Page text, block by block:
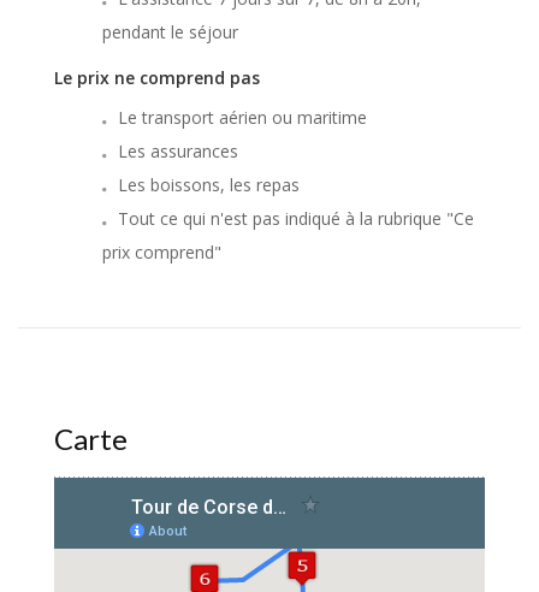
pendant le séjour
Le prix ne comprend pas
Le transport aérien ou maritime
Les assurances
Les boissons, les repas
Tout ce qui n'est pas indiqué à la rubrique "Ce
prix comprend"
Carte